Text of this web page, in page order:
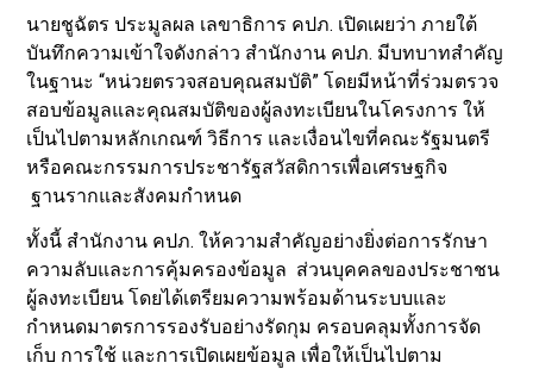
นายชูฉัตร ประมูลผล เลขาธิการ คปภ. เปิดเผยว่า ภายใต้
บันทึกความเข้าใจดังกล่าว สำนักงาน คปภ. มีบทบาทสำคัญ
ในฐานะ “หน่วยตรวจสอบคุณสมบัติ” โดยมีหน้าที่ร่วมตรวจ
สอบข้อมูลและคุณสมบัติของผู้ลงทะเบียนในโครงการ ให้
เป็นไปตามหลักเกณฑ์ วิธีการ และเงื่อนไขที่คณะรัฐมนตรี
หรือคณะกรรมการประชารัฐสวัสดิการเพื่อเศรษฐกิจ
ฐานรากและสังคมกำหนด
ทั้งนี้ สำนักงาน คปภ. ให้ความสำคัญอย่างยิ่งต่อการรักษา
ความลับและการคุ้มครองข้อมูล ส่วนบุคคลของประชาชน
ผู้ลงทะเบียน โดยได้เตรียมความพร้อมด้านระบบและ
กำหนดมาตรการรองรับอย่างรัดกุม ครอบคลุมทั้งการจัด
เก็บ การใช้ และการเปิดเผยข้อมูล เพื่อให้เป็นไปตาม